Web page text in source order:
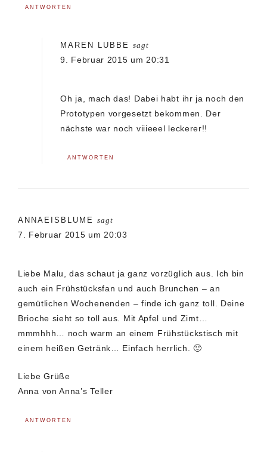
ANTWORTEN
MAREN LUBBE sagt
9. Februar 2015 um 20:31
Oh ja, mach das! Dabei habt ihr ja noch den
Prototypen vorgesetzt bekommen. Der
nächste war noch viiieeel leckerer!!
ANTWORTEN
ANNAEISBLUME sagt
7. Februar 2015 um 20:03
Liebe Malu, das schaut ja ganz vorzüglich aus. Ich bin
auch ein Frühstücksfan und auch Brunchen – an
gemütlichen Wochenenden – finde ich ganz toll. Deine
Brioche sieht so toll aus. Mit Apfel und Zimt…
mmmhhh… noch warm an einem Frühstückstisch mit
einem heißen Getränk… Einfach herrlich. 🙂
Liebe Grüße
Anna von Anna’s Teller
ANTWORTEN